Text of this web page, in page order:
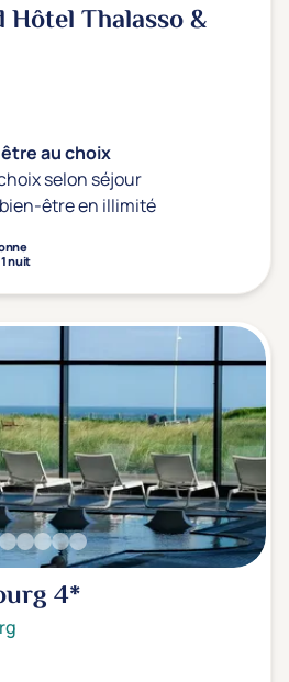
Thalasso &
au choix
selon séjour
être en illimité
nuit
4*